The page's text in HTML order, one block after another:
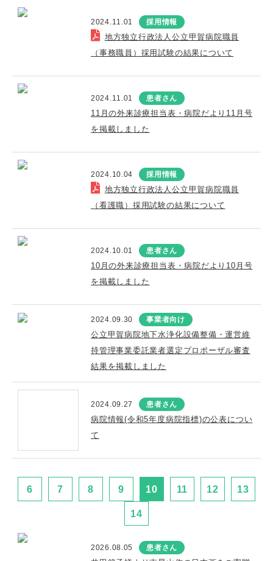
2024.11.01 採用情報
地方独立行政法人公立甲賀病院職員
（事務職員）採用試験の結果について
2024.11.01 患者さん
11月の外来診療担当表・病院だより11月号
を掲載しました
2024.10.04 採用情報
地方独立行政法人公立甲賀病院職員
（看護職）採用試験の結果について
2024.10.01 患者さん
10月の外来診療担当表・病院だより10月号
を掲載しました
2024.09.30 事業者向け
公立甲賀病院地下水浄化設備整備・運営維
持管理事業委託業者選定プロポーザル審査
結果を掲載しました
2024.09.27 患者さん
病院情報(令和5年度病院指標)の公表につい
て
6 7 8 9 10 11 12 13
14
2026.08.05 患者さん